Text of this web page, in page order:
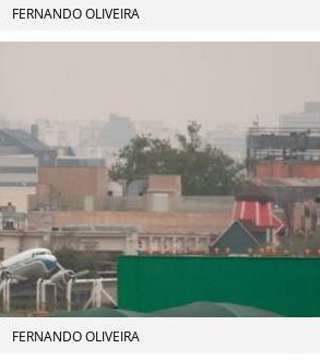
FERNANDO OLIVEIRA
FERNANDO OLIVEIRA